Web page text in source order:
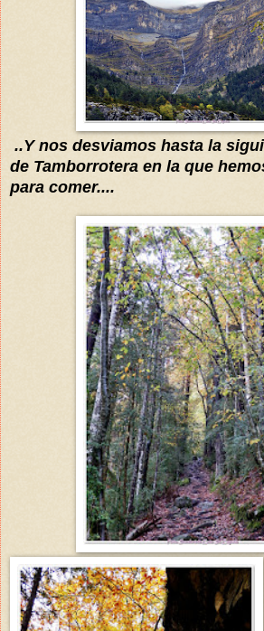
..Y nos desviamos hasta la
de Tamborrotera en la que
para comer....